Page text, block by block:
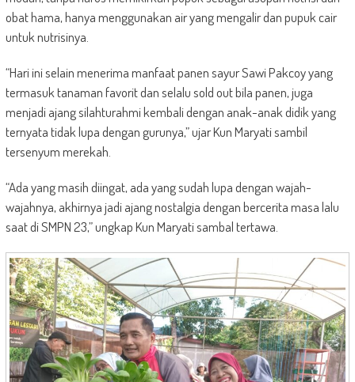
obat hama, hanya menggunakan air yang mengalir dan pupuk cair
untuk nutrisinya.
“Hari ini selain menerima manfaat panen sayur Sawi Pakcoy yang
termasuk tanaman favorit dan selalu sold out bila panen, juga
menjadi ajang silahturahmi kembali dengan anak-anak didik yang
ternyata tidak lupa dengan gurunya,” ujar Kun Maryati sambil
tersenyum merekah.
“Ada yang masih diingat, ada yang sudah lupa dengan wajah-
wajahnya, akhirnya jadi ajang nostalgia dengan bercerita masa lalu
saat di SMPN 23,” ungkap Kun Maryati sambal tertawa.